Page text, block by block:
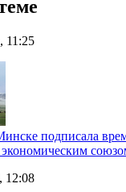
11:25
подписала
12:08